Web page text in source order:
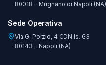
80018 - Mugnano di Napoli (NA)
Sede Operativa
Via G. Porzio, 4 CDN Is. G3
80143 - Napoli (NA)